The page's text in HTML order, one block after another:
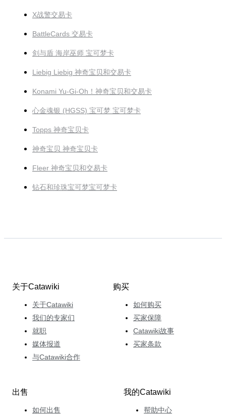
X战警交易卡
BattleCards 交易卡
剑与盾 海岸巫师 宝可梦卡
Liebig Liebig 神奇宝贝和交易卡
Konami Yu-Gi-Oh！神奇宝贝和交易卡
心金魂银 (HGSS) 宝可梦 宝可梦卡
Topps 神奇宝贝卡
神奇宝贝 神奇宝贝卡
Fleer 神奇宝贝和交易卡
钻石和珍珠宝可梦宝可梦卡
关于Catawiki
关于Catawiki
我们的专家们
就职
媒体报道
与Catawiki合作
购买
如何购买
买家保障
Catawiki故事
买家条款
出售
如何出售
我的Catawiki
帮助中心